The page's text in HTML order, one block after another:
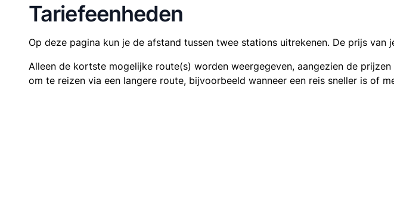
Tariefeenheden
Op deze pagina kun je de afstand tussen twee stations uitrekenen. De prijs
Alleen de kortste mogelijke route(s) worden weergegeven, aangezien de
om te reizen via een langere route, bijvoorbeeld wanneer een reis sneller is of